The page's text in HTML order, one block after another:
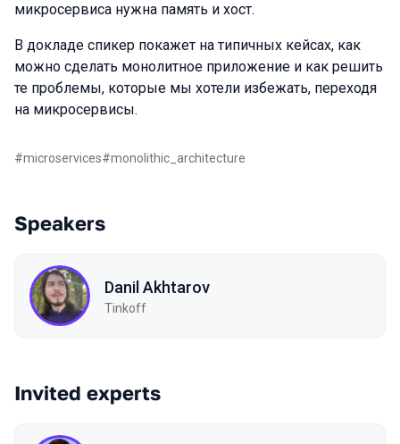
микросервиса нужна память и хост.
В докладе спикер покажет на типичных кейсах, как
можно сделать монолитное приложение и как решить
те проблемы, которые мы хотели избежать, переходя
на микросервисы.
#microservices#monolithic_architecture
Speakers
Danil Akhtarov
Tinkoff
Invited experts